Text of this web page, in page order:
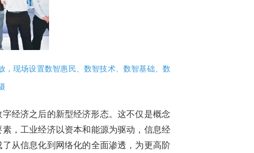
，现场设置数智惠民、数智技术、数智基础、数
经济之后的新型经济形态。这不仅是概念
，工业经济以资本和能源为驱动，信息经
从信息化到网络化的全面渗透，为更高阶